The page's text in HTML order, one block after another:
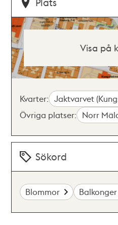
Visa på
Kvarter: Jaktvarvet
Övriga platser: Norr
Sökord
Blommor Balkonger